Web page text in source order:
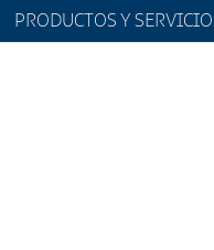
PRODUCTOS Y